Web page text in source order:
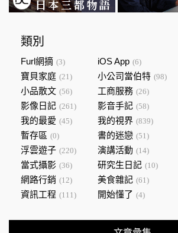
類別
Furl網摘 (3) iOS App (6)
寶貝家庭 (21) 小公司當伯特 (98)
小品散文 (56) 工商服務 (26)
影像日記 (261) 影音手記 (58)
我的最愛 (45) 我的視界 (839)
暫存區 (0) 書的迷戀 (51)
浮雲遊子 (220) 演講活動 (14)
當式攝影 (36) 研究生日記 (10)
網路行銷 (12) 美食雜記 (61)
資訊工程 (111) 開始懂了 (4)